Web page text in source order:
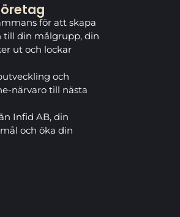
för att skapa
till din målgrupp, din
ut och lockar
och
närvaro till nästa
Infid AB, din
och öka din